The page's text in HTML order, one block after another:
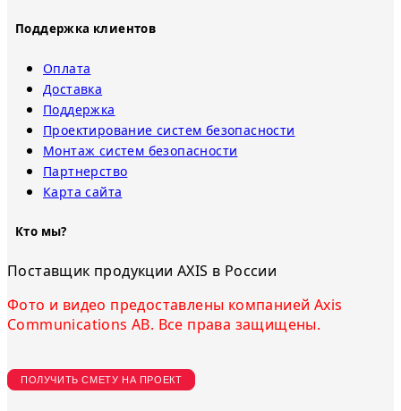
Поддержка клиентов
Оплата
Доставка
Поддержка
Проектирование систем безопасности
Монтаж систем безопасности
Партнерство
Карта сайта
Кто мы?
Поставщик продукции AXIS в России
Фото и видео предоставлены компанией Axis
Communications AB. Все права защищены.
ПОЛУЧИТЬ СМЕТУ НА ПРОЕКТ